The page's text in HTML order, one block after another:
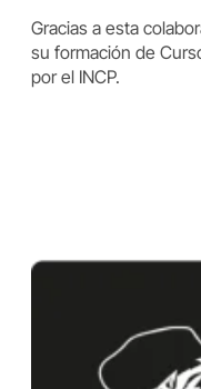
Gracias a esta
su formación de
por el INCP.